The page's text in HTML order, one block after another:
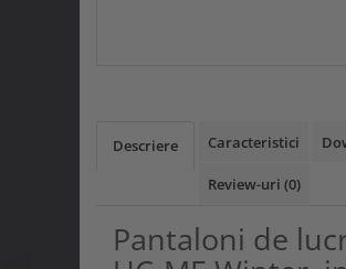
Descriere Caracteristici
Review-uri (0)
Pantaloni de